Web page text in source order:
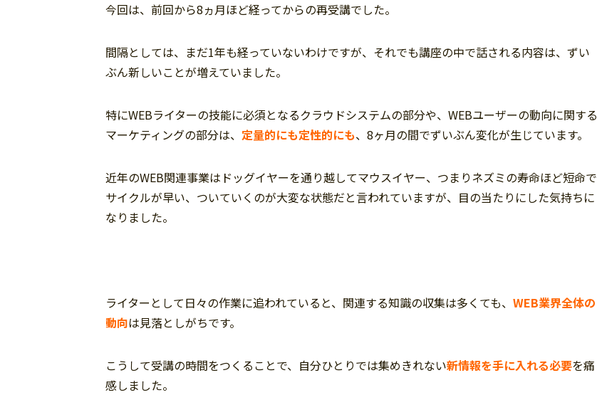
今回は、前回から8ヵ月ほど経ってからの再受講でした。
間隔としては、まだ1年も経っていないわけですが、それでも講座の中で話される内容は、ずい
ぶん新しいことが増えていました。
特にWEBライターの技能に必須となるクラウドシステムの部分や、WEBユーザーの動向に関する
マーケティングの部分は、 定量的にも定性的にも、8ヶ月の間でずいぶん変化が生じています。
近年のWEB関連事業はドッグイヤーを通り越してマウスイヤー、つまりネズミの寿命ほど短命で
サイクルが早い、ついていくのが大変な状態だと言われていますが、目の当たりにした気持ちに
なりました。
ライターとして日々の作業に追われていると、関連する知識の収集は多くても、 WEB業界全体の
動向は見落としがちです。
こうして受講の時間をつくることで、自分ひとりでは集めきれない新情報を手に入れる必要を痛
感しました。